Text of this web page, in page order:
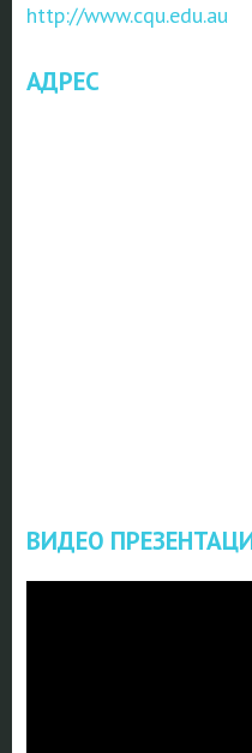
http://www.cqu.edu.au
АДРЕС
ВИДЕО